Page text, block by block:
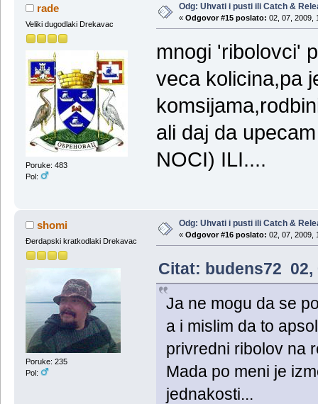
rade
Veliki dugodlaki Drekavac
Poruke: 483
Pol:
Odg: Uhvati i pusti ili Catch &
« Odgovor #15 poslato: 02, 07, 2009,
mnogi 'ribolovci'
veca kolicina,pa
ali daj da
NOCI) ILI....
shomi
Đerdapski kratkodlaki Drekavac
Poruke: 235
Pol:
Odg: Uhvati i pusti ili Catch &
« Odgovor #16 poslato: 02, 07, 2009,
Citat: budens72 02,
Ja ne mogu da se
a i mislim da to
privredni ribolov na
Mada po meni je
jednakosti...